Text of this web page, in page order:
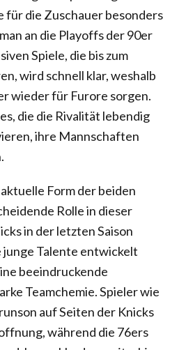
für die Zuschauer besonders
an die Playoffs der 90er
Spiele, die bis zum
wird schnell klar, weshalb
wieder für Furore sorgen.
die die Rivalität lebendig
ihre Mannschaften
Form der beiden
Rolle in dieser
in der letzten Saison
Talente entwickelt
beeindruckende
Teamchemie. Spieler wie
auf Seiten der Knicks
während die 76ers